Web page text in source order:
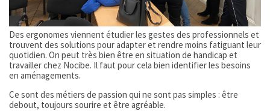
Des ergonomes viennent étudier les gestes des professionnels et
trouvent des solutions pour adapter et rendre moins fatiguant leur
quotidien. On peut très bien être en situation de handicap et
travailler chez Nocibe. Il faut pour cela bien identifier les besoins
en aménagements.
Ce sont des métiers de passion qui ne sont pas simples : être
debout, toujours sourire et être agréable.